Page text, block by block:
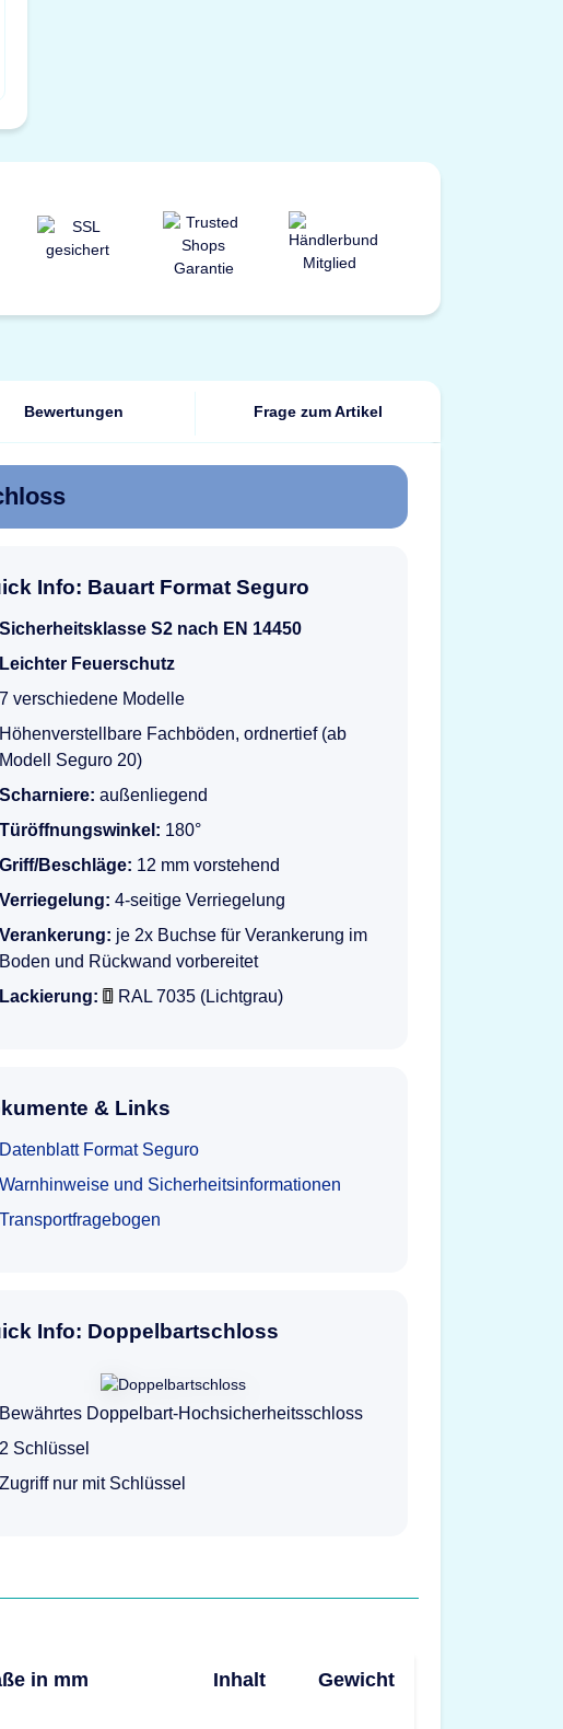
Bewertungen Frage zum Artikel
Info: Bauart Format Seguro
Sicherheitsklasse S2 nach EN 14450
Leichter Feuerschutz
7 verschiedene Modelle
Höhenverstellbare Fachböden, ordnertief (ab
Modell Seguro 20)
Scharniere: außenliegend
Türöffnungswinkel: 180°
Griff/Beschläge: 12 mm vorstehend
Verriegelung: 4-seitige Verriegelung
Verankerung: je 2x Buchse für Verankerung im
Boden und Rückwand vorbereitet
Lackierung:
RAL 7035 (Lichtgrau)
& Links
Datenblatt Format Seguro
Warnhinweise und Sicherheitsinformationen
Transportfragebogen
Info: Doppelbartschloss
Bewährtes Doppelbart-Hochsicherheitsschloss
2 Schlüssel
Zugriff nur mit Schlüssel
in mm Inhalt Gewicht